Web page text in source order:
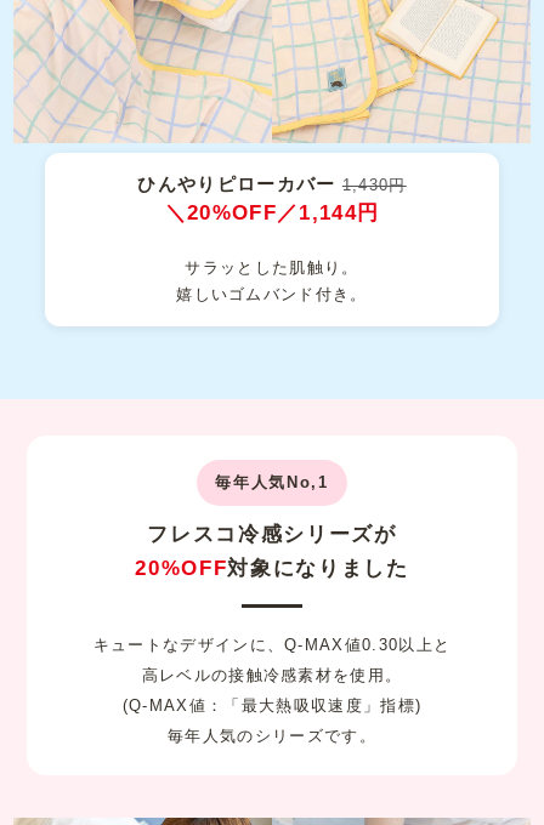
ひんやりピローカバー1,430円
＼20%OFF／1,144円
サラッとした肌触り。
嬉しいゴムバンド付き。
毎年人気No,1
フレスコ冷感シリーズが
20%OFF対象になりました
キュートなデザインに、Q-MAX値0.30以上と
高レベルの接触冷感素材を使用。
(Q-MAX値：「最大熱吸収速度」指標)
毎年人気のシリーズです。